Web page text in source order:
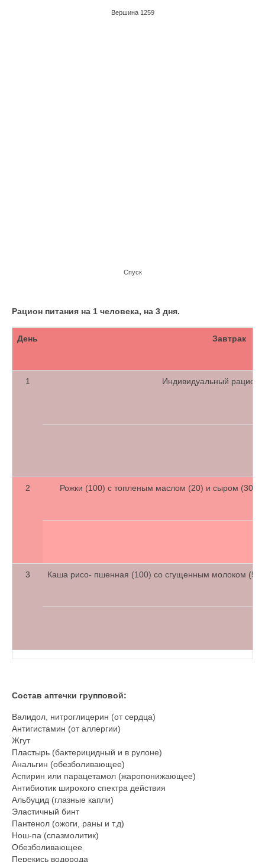
Вершина 1259
Спуск
Рацион питания на 1 человека, на 3 дня.
День Завтрак
1 Индивидуальный рацион
2 Рожки (100) с топленым маслом (20) и сыром (30),
3 Каша рисо- пшенная (100) со сгущенным молоком
Состав аптечки групповой:
Валидол, нитроглицерин (от сердца)
Антигистамин (от аллергии)
Жгут
Пластырь (бактерицидный и в рулоне)
Анальгин (обезболивающее)
Аспирин или парацетамол (жаропонижающее)
Антибиотик широкого спектра действия
Альбуцид (глазные капли)
Эластичный бинт
Пантенол (ожоги, раны и т.д)
Нош-па (спазмолитик)
Обезболивающее
Перекись водорода